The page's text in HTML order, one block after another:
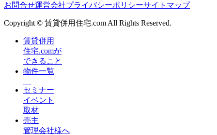
お問合せ運営会社プライバシーポリシーサイトマップ
Copyright © 賃貸併用住宅.com All Rights Reserved.
賃貸併用
住宅.comが
できること
物件一覧
セミナー
イベント
取材
売主
管理会社様へ